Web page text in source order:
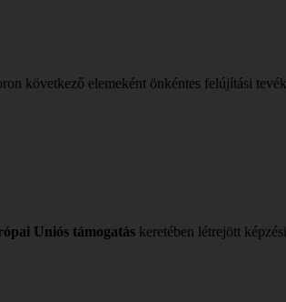
következő elemeként önkéntes felújítási
Uniós támogatás keretében létrejött